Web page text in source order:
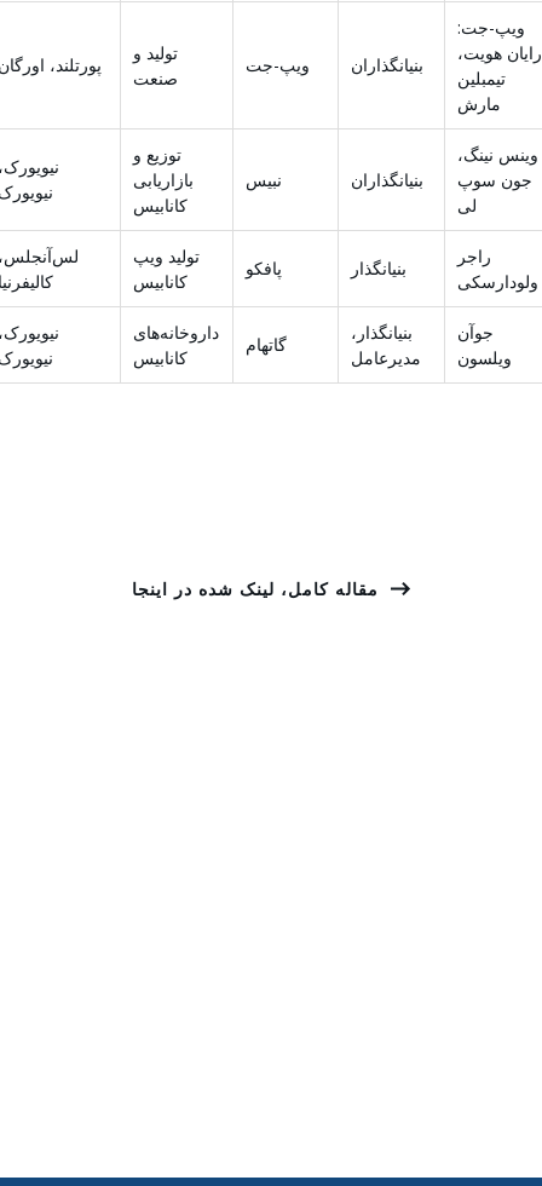
ویپ-جت:
رایان هویت،
تیمبلین
مارش
بنیانگذاران ویپ-جت
تولید و
صنعت
پورتلند،
وینس نینگ،
جون سوپ
لی
بنیانگذاران نبیس
توزیع و
بازاریابی
کانابیس
راجر
ولودارسکی
بنیانگذار پافکو
تولید ویپ
کانابیس
جوآن
ویلسون
بنیانگذار،
مدیرعامل
گاتهام
داروخانه‌های
کانابیس
مقاله کامل، لینک شده در اینجا